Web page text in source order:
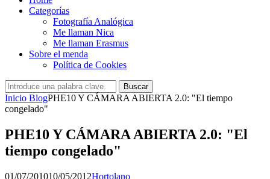
Categorías
Fotografía Analógica
Me llaman Nica
Me llaman Erasmus
Sobre el menda
Política de Cookies
Buscar:
Buscar
Inicio BlogPHE10 Y CÁMARA ABIERTA 2.0: "El tiempo
congelado"
PHE10 Y CÁMARA ABIERTA 2.0: "El
tiempo congelado"
Publicado
01/07/201010/05/2012por
Hortolano